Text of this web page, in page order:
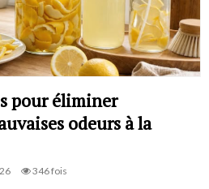
pour éliminer
odeurs à la
346 fois